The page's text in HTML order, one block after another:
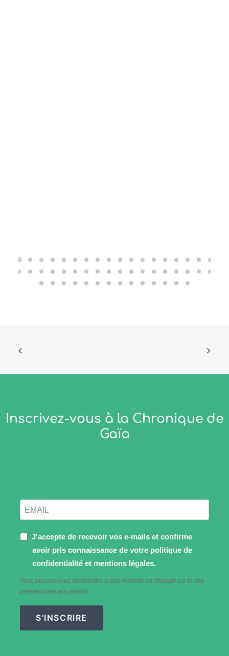
Inscrivez-vous à la Chronique de
Gaïa
J'accepte de recevoir vos e-mails et confirme
avoir pris connaissance de votre politique de
confidentialité et mentions légales.
Vous pouvez vous désinscrire à tout moment en cliquant sur le lien
présent dans nos emails.
S'INSCRIRE